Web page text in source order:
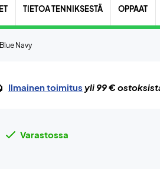
TIETOA TENNIKSESTÄ OPPAAT
Navy
Ilmainen toimitus yli 99 €
Varastossa